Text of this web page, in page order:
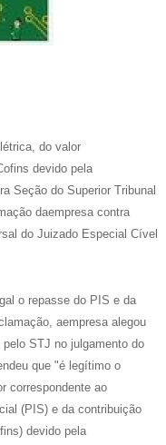
do valor
devido pela
Seção do Superior Tribunal
daempresa contra
do Juizado Especial Cível
o repasse do PIS e da
aempresa alegou
STJ no julgamento do
que "é legítimo o
correspondente ao
(PIS) e da contribuição
devido pela